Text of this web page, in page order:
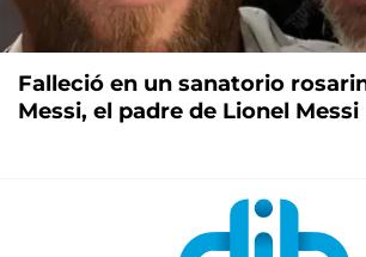
Falleció en un sanatorio
Messi, el padre de Lionel Messi